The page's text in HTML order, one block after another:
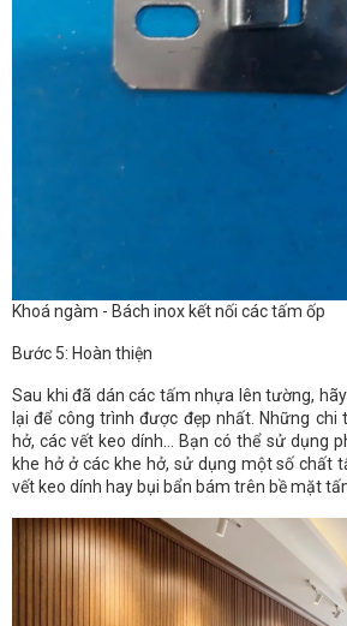
Khoá ngàm - Bách inox kết nối các tấm ốp
Bước 5: Hoàn thiện
Sau khi đã dán các tấm nhựa lên tường,
lại để công trình được đẹp nhất. Những chi
hở, các vết keo dính… Bạn có thể sử dụng
khe hở ở các khe hở, sử dụng một số chất
vết keo dính hay bụi bẩn bám trên bề mặt